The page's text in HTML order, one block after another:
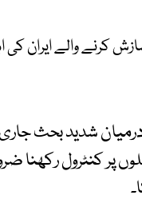
کرنے والے ایران کی
شدید بحث
پر کنٹرول